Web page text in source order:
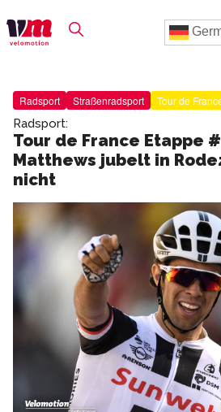
Radsport Straßenradsport Tour de
Radsport:
Tour de France Etappe
Matthews jubelt in
nicht